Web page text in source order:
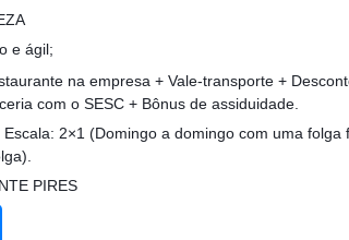
e ágil;
na empresa + Vale-transporte +
com o SESC + Bônus de assiduidade.
2×1 (Domingo a domingo com uma
PIRES